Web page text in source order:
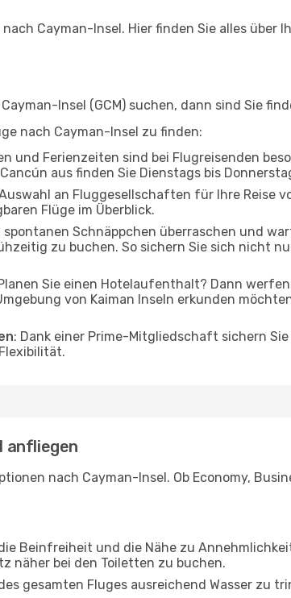
Cayman-Insel. Hier finden Sie alles über
Insel (GCM) suchen, dann sind Sie
nach Cayman-Insel zu finden:
und Ferienzeiten sind bei Flugreisenden
aus finden Sie Dienstags bis
an Fluggesellschaften für Ihre Reise
Flüge im Überblick.
spontanen Schnäppchen überraschen und
zu buchen. So sichern Sie sich nicht
Sie einen Hotelaufenthalt? Dann
von Kaiman Inseln erkunden
: Dank einer Prime-Mitgliedschaft sichern
anfliegen
nach Cayman-Insel. Ob Economy,
Beinfreiheit und die Nähe zu
näher bei den Toiletten zu buchen.
gesamten Fluges ausreichend Wasser zu